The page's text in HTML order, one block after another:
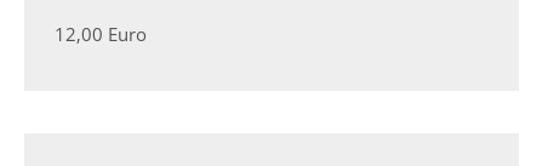
12,00 Euro